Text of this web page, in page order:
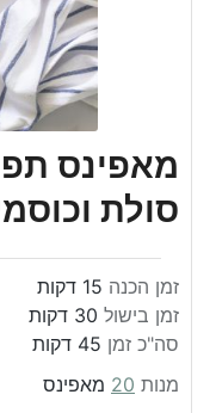
מאפינס
סולת
זמן הכנה 15
m
i
n
דקות
זמן בישול 30
m
i
דקות
סה"כ זמן 45
m
דקות
מנות 20 מאפינס